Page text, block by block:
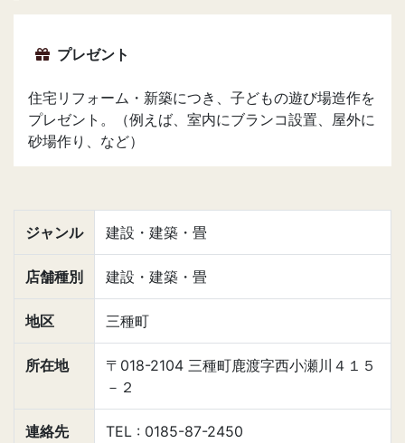
プレゼント
住宅リフォーム・新築につき、子どもの遊び場造作を
プレゼント。（例えば、室内にブランコ設置、屋外に
砂場作り、など）
ジャンル 建設・建築・畳
店舗種別 建設・建築・畳
地区 三種町
所在地
〒018-2104 三種町鹿渡字西小瀬川４１５
－２
連絡先
TEL : 0185-87-2450